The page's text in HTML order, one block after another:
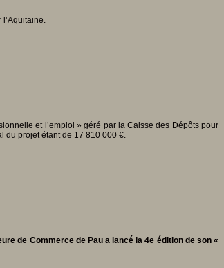
et l’emploi » géré par la Caisse des Dépôts pour
du projet étant de 17 810 000 €.
de Commerce de Pau a lancé la 4e édition de son «